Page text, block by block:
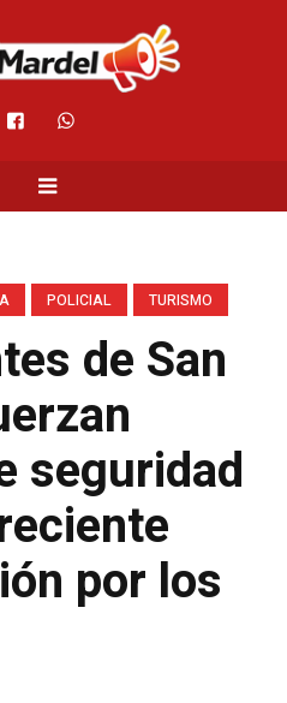
POLICIAL TURISMO
de San
seguridad
por los